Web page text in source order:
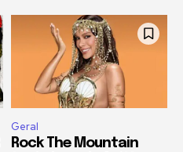
Geral
Rock The Mountain